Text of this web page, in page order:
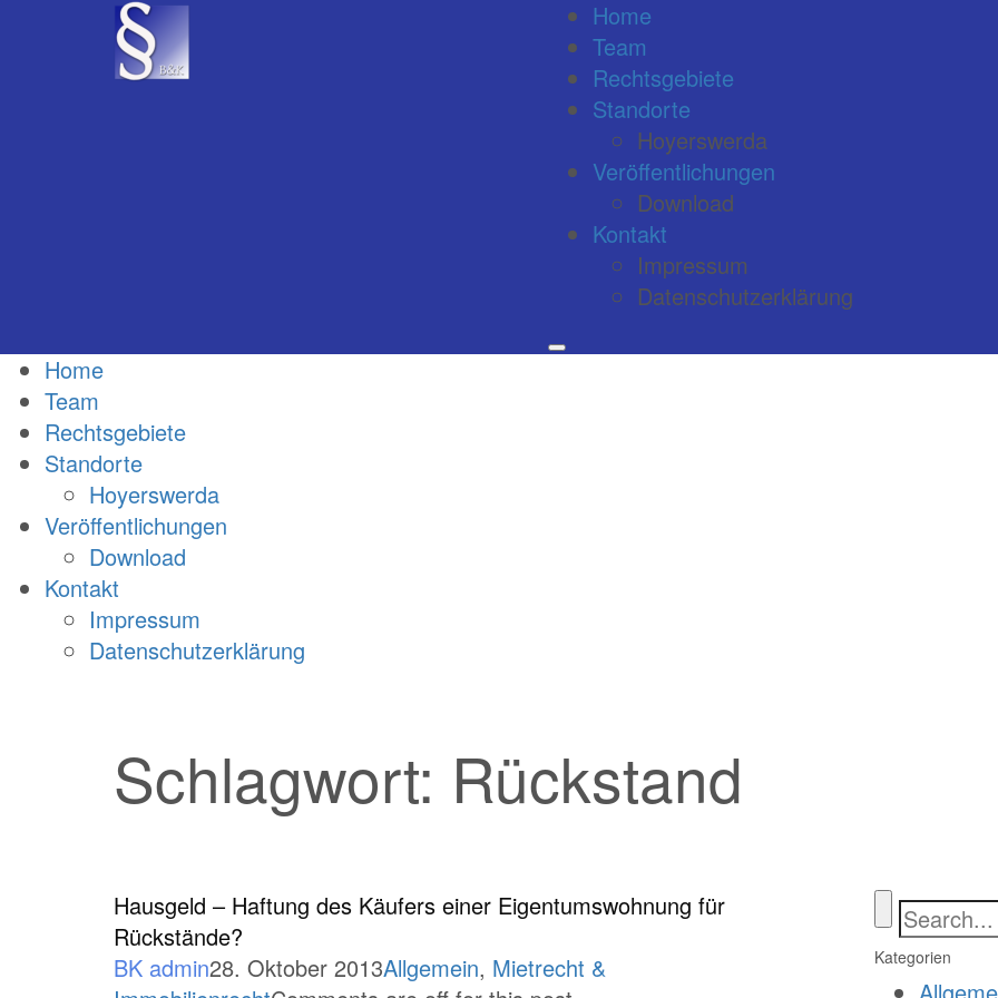
Home
Team
Rechtsgebiete
Standorte
Hoyerswerda
Veröffentlichungen
Download
Kontakt
Impressum
Datenschutzerklärung
Home
Team
Rechtsgebiete
Standorte
Hoyerswerda
Veröffentlichungen
Download
Kontakt
Impressum
Datenschutzerklärung
Schlagwort: Rückstand
Hausgeld – Haftung des Käufers einer Eigentumswohnung für
Rückstände?
BK admin28. Oktober 2013Allgemein, Mietrecht &
Kategorien